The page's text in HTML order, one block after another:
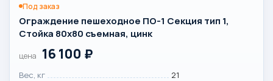
Под заказ
Ограждение пешеходное ПО-1 Секция тип 1,
Стойка 80х80 съемная, цинк
цена 16 100 ₽
Вес, кг
21